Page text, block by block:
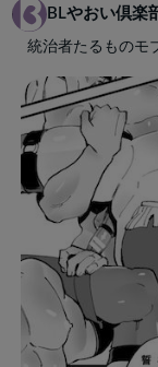
BLやおい倶楽
統治者たるものモ